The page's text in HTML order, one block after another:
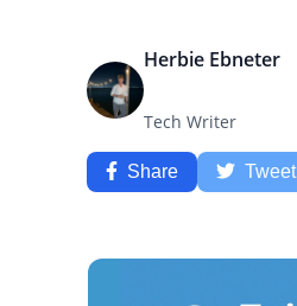
Herbie Ebneter
Tech Writer
Share Tweet